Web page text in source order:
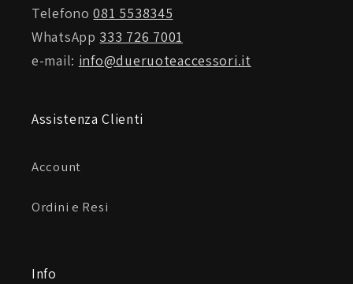
Telefono081 5538345
WhatsApp 333 726 7001
e-mail: info@dueruoteaccessori.it
Assistenza Clienti
Account
Ordini e Resi
Info